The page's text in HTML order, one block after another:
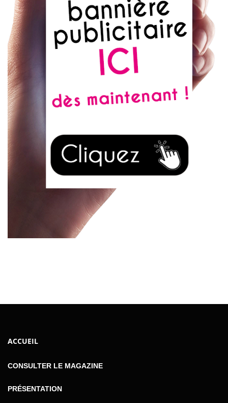
ACCUEIL
CONSULTER LE MAGAZINE
PRÉSENTATION